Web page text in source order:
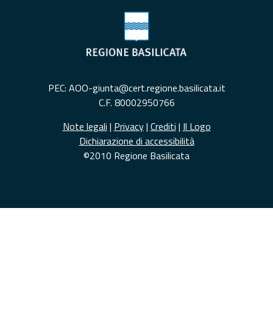
PEC: AOO-giunta@cert.regione.basilicata.it
C.F. 80002950766
Note legali | Privacy| Crediti | Il Logo
Dichiarazione di accessibilità
©2010 Regione Basilicata